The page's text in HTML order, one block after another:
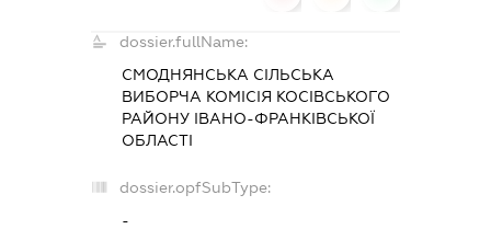
dossier.fullName:
СМОДНЯНСЬКА СІЛЬСЬКА
ВИБОРЧА КОМІСІЯ КОСІВСЬКОГО
РАЙОНУ ІВАНО-ФРАНКІВСЬКОЇ
ОБЛАСТІ
dossier.opfSubType:
-